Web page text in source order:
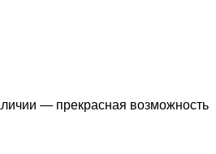
— прекрасная возможность